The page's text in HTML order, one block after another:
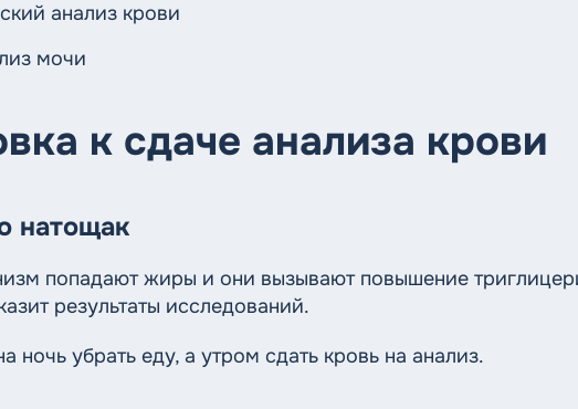
анализ крови
мочи
к сдаче анализа крови
натощак
попадают жиры и они вызывают повышение
результаты исследований.
ночь убрать еду, а утром сдать кровь на анализ.